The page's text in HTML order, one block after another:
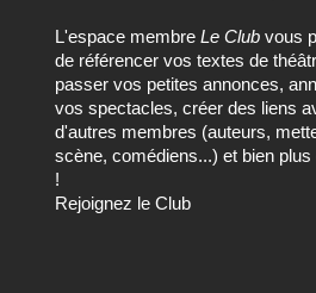
L'espace membreLe Club vous
de référencer vos textes de
passer vos petites annonces,
vos spectacles, créer des liens
d'autres membres (auteurs,
scène, comédiens...) et bien plus
!
Rejoignez le Club